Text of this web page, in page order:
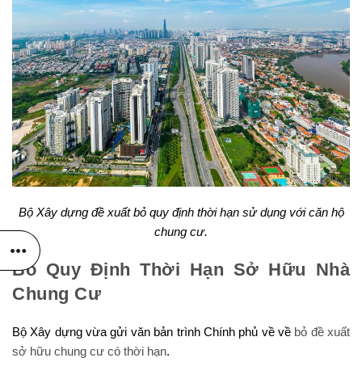
Bộ Xây dựng đề xuất bỏ quy định thời hạn sử dụng với căn hộ
chung cư.
Bỏ Quy Định Thời Hạn Sở Hữu Nhà
Chung Cư
Bộ Xây dựng vừa gửi văn bản trình Chính phủ về về bỏ đề xuất
sở hữu chung cư có thời hạn.